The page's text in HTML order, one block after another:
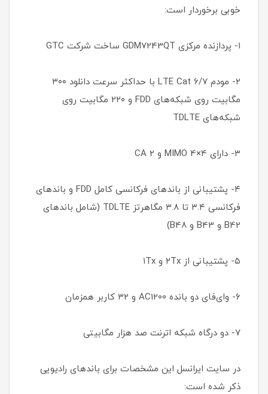
خوبی برخوردار است:
۱- پردازنده مرکزی GDM7243QT ساخت شرکت GTC
۲- مودم LTE Cat 6/7 با حداکثر سرعت دانلود ۳۰۰
مگابیت روی شبکه‌های FDD و ۲۲۰ مگابیت روی
شبکه‌های TDLTE
۳- دارای MIMO 4×4 و CA 2
۴- پشتیبانی از باندهای فرکانسی کامل FDD و باندهای
فرکانسی ۳.۴ تا ۳.۸ مگاهرتز TDLTE (شامل باندهای
B42 و B43 و B48)
۵- پشتیبانی از ۲Tx و ۱Tx
۶- وای‌فای دو بانده AC1200 و ۳۲ کاربر همزمان
۷- دو درگاه شبکه اترنت صد هزار مگابیتی
در سایت ایرانسل این مشخصات برای باندهای رادیویی
ذکر شده است: